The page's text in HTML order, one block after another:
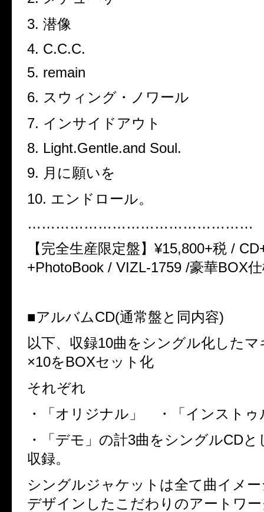
3. 潜像
4. C.C.C.
5. remain
6. スウィング・ノワール
7. インサイドアウト
8. Light.Gentle.and Soul.
9. 月に願いを
10. エンドロール。
…………………………………………
【完全生産限定盤】 ¥15,800+税 /
+PhotoBook / VIZL-1759 /豪華BOX
■アルバムCD(通常盤と同内容)
以下、収録10曲をシングル化した
×10をBOXセット化
それぞれ
・「オリジナル」 ・「インストゥ
・「デモ」の計3曲をシングルCDと
収録。
シングルジャケットは全て曲イメ
デザインしたこだわりのアートワ